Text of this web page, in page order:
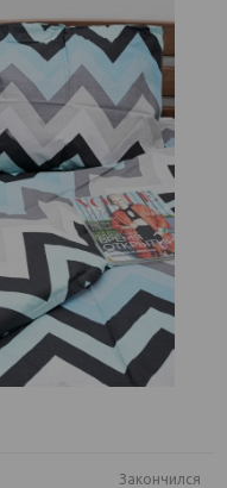
Закончился